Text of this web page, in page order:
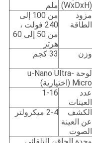
(WxDxH)
ملم
مزود
الطاقة
من 100 إلى
240 فولت ،
من 50 إلى 60
هرتز
وزن 33 كجم
لوحة u-Nano Ultra-
Micro (اختيارية)
عدد
العينات
1-16
الكشف
عن العينة
الصوت
2-4 ميكرولتر